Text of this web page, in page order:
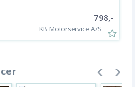
798,-
KB Motorservice A/S